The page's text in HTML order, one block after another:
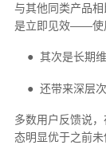
与其他同类产品
是立即见效——使
● 其次是长期维
● 还带来深层次
多数用户反馈说
态明显优于之前未